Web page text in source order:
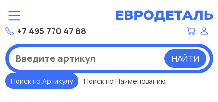
+7 495 770 47 88
НАЙТИ
Поиск по Артикулу Поиск по Наименованию